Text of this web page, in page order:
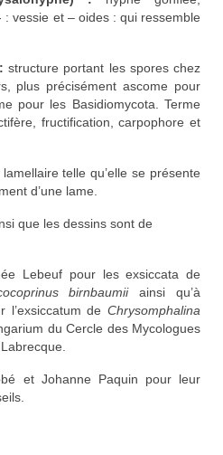
vessie et – oides : qui ressemble
structure portant les spores chez
plus précisément ascome pour
pour les Basidiomycota. Terme
fructification, carpophore et
telle qu’elle se présente
d’une lame.
que les dessins sont de
Lebeuf pour les exsiccata de
birnbaumiiainsi qu’à
l’exsiccatum de Chrysomphalina
du Cercle des Mycologues
et Johanne Paquin pour leur